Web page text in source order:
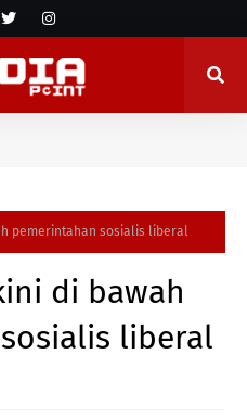
pemerintahan sosialis liberal
di bawah
liberal